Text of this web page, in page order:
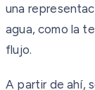
una
agua, como la
flujo.
A partir de ahí,